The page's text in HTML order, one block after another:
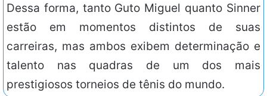
Dessa forma, tanto Guto Miguel quanto Sinner
estão em momentos distintos de suas
carreiras, mas ambos exibem determinação e
talento nas quadras de um dos mais
prestigiosos torneios de tênis do mundo.